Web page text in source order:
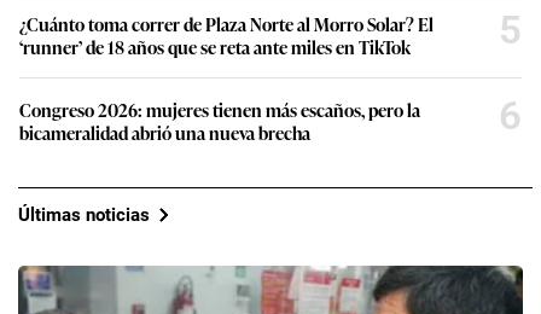
¿Cuánto toma correr de Plaza Norte al Morro Solar? El
‘runner’ de 18 años que se reta ante miles en TikTok
5
Congreso 2026: mujeres tienen más escaños, pero la
bicameralidad abrió una nueva brecha
6
Últimas noticias